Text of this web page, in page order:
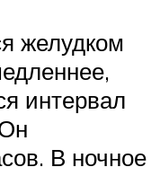
желудком
интервал
В ночное